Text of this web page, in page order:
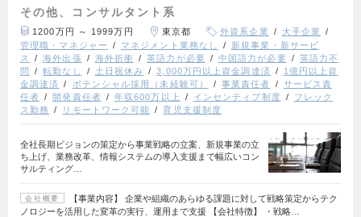
その他、コンサルタント系
1200万円 ～ 1999万円 東京都 外資系企業
大手企業
管理職・マネジャー
マネジメント業務なし
新規事業・新サービ
ス
海外出張 海外折衝 英語力が必要 中国語力が必要
英語力不
問
転勤なし 土日祝休み 3,000万円以上資金調達済
1億円以上資
金調達済
ポテンシャル採用（未経験可） 事業責任者
サービス責
任者
開発責任者 年収600万以上 インセンティブ制度
フレック
ス勤務
リモートワーク可能 育児支援制度
全社長期ビジョンの策定から事業戦略の立案、新規事業の立
ち上げ、業務改革、情報システムの導入支援まで幅広いコン
サルティング…
会社概要
【事業内容】 企業や組織のあらゆる課題に対して戦略策定からテク
ノロジーを活用した変革の実行、運用まで支援 【会社特徴】 ・戦略…